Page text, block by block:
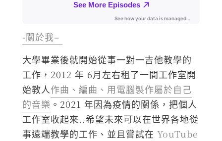
-關於我–
大學畢業後就開始從事一對一吉他教學的
工作，2012 年 6月左右租了一間工作室開
始教人作曲、編曲、用電腦製作屬於自己
的音樂 。2021 年因為疫情的關係，把個人
工作室收起來..希望未來可以在世界各地從
事遠端教學的工作、並且嘗試在 YouTube